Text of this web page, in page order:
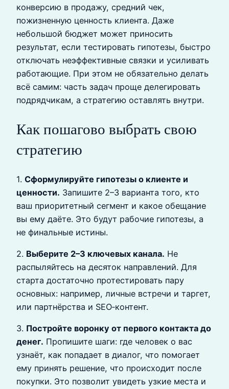
конверсию в продажу, средний чек,
пожизненную ценность клиента. Даже
небольшой бюджет может приносить
результат, если тестировать гипотезы, быстро
отключать неэффективные связки и усиливать
работающие. При этом не обязательно делать
всё самим: часть задач проще делегировать
подрядчикам, а стратегию оставлять внутри.
Как пошагово выбрать свою
стратегию
1. Сформулируйте гипотезы о клиенте и
ценности. Запишите 2–3 варианта того, кто
ваш приоритетный сегмент и какое обещание
вы ему даёте. Это будут рабочие гипотезы, а
не финальные истины.
2. Выберите 2–3 ключевых канала. Не
распыляйтесь на десяток направлений. Для
старта достаточно протестировать пару
основных: например, личные встречи и таргет,
или партнёрства и SEO‑контент.
3. Постройте воронку от первого контакта до
денег. Пропишите шаги: где человек о вас
узнаёт, как попадает в диалог, что помогает
ему принять решение, что происходит после
покупки. Это позволит увидеть узкие места и